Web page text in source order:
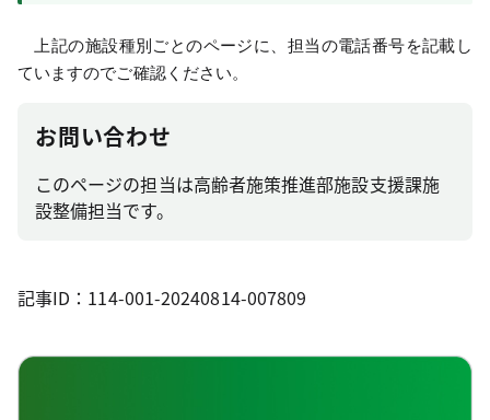
上記の施設種別ごとのページに、担当の電話番号を記載し
ていますのでご確認ください。
お問い合わせ
このページの担当は高齢者施策推進部施設支援課施
設整備担当です。
記事ID：114-001-20240814-007809